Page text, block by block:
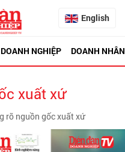
English
DOANH NGHIỆP DOANH NHÂN
xuất xứ
rõ nguồn gốc xuất xứ